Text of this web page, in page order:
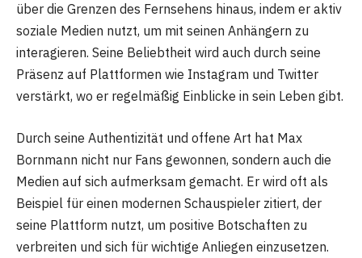
über die Grenzen des Fernsehens hinaus, indem er aktiv
soziale Medien nutzt, um mit seinen Anhängern zu
interagieren. Seine Beliebtheit wird auch durch seine
Präsenz auf Plattformen wie Instagram und Twitter
verstärkt, wo er regelmäßig Einblicke in sein Leben gibt.
Durch seine Authentizität und offene Art hat Max
Bornmann nicht nur Fans gewonnen, sondern auch die
Medien auf sich aufmerksam gemacht. Er wird oft als
Beispiel für einen modernen Schauspieler zitiert, der
seine Plattform nutzt, um positive Botschaften zu
verbreiten und sich für wichtige Anliegen einzusetzen.